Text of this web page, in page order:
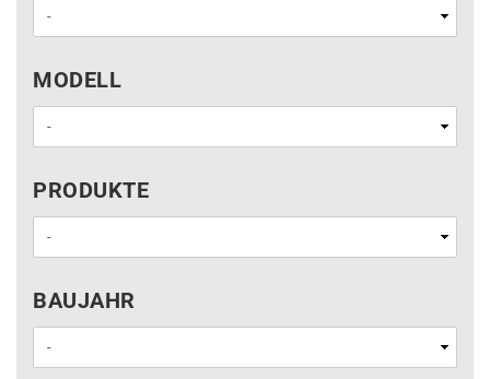
MODELL
MODELL
PRODUKTE
PRODUKTE
BAUJAHR
BAUJAHR